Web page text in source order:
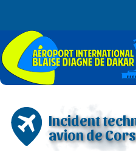
Incident
avion de